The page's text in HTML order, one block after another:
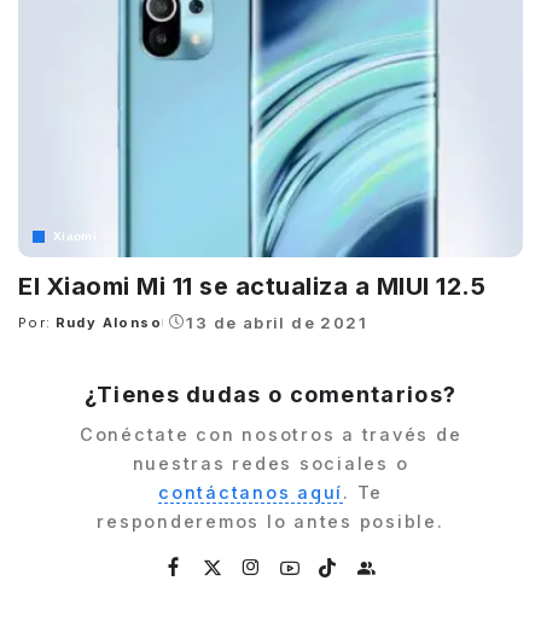
Xiaomi
El Xiaomi Mi 11 se actualiza a MIUI 12.5
Posted
Por: Rudy Alonso 13 de abril de 2021
¿Tienes dudas o comentarios?
Conéctate con nosotros a través de
nuestras redes sociales o
contáctanos aquí. Te
responderemos lo antes posible.